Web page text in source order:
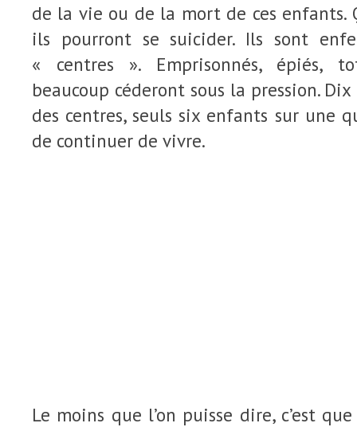
de la vie ou de la mort de ces enfants.
ils pourront se suicider. Ils sont
« centres ». Emprisonnés, épiés,
beaucoup céderont sous la pression.
des centres, seuls six enfants sur une
de continuer de vivre.
Le moins que l’on puisse dire, c’est